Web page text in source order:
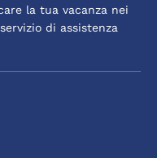
la tua vacanza nei
di assistenza